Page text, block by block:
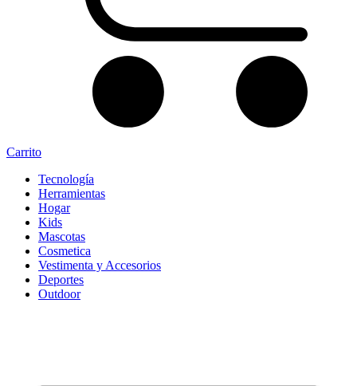
Carrito
Tecnología
Herramientas
Hogar
Kids
Mascotas
Cosmetica
Vestimenta y Accesorios
Deportes
Outdoor